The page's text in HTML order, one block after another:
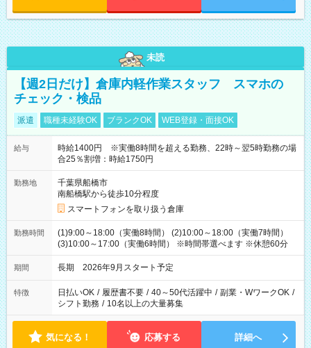
未読
【週2日だけ】倉庫内軽作業スタッフ スマホの
チェック・検品
派遣 職種未経験OK ブランクOK WEB登録・面接OK
給与
時給1400円 ※実働8時間を超える勤務、22時～翌5時勤務の場
合25％割増：時給1750円
勤務地
千葉県船橋市
南船橋駅から徒歩10分程度
スマートフォンを取り扱う倉庫
勤務時間
(1)9:00～18:00（実働8時間） (2)10:00～18:00（実働7時間）
(3)10:00～17:00（実働6時間） ※時間帯選べます ※休憩60分
期間 長期 2026年9月スタート予定
特徴 日払いOK / 履歴書不要 / 40～50代活躍中 / 副業・WワークOK /
シフト勤務 / 10名以上の大量募集
気になる！ 応募する 詳細へ